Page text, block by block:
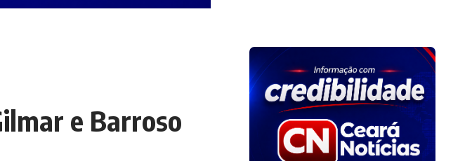
e Barroso